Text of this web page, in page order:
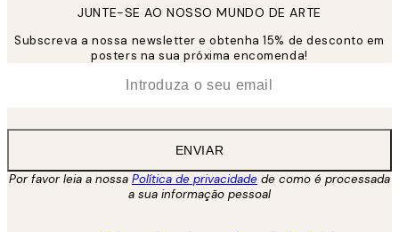
JUNTE-SE AO NOSSO MUNDO DE ARTE
Subscreva a nossa newsletter e obtenha 15% de desconto em
posters na sua próxima encomenda!
ENVIAR
Por favor leia a nossa Política de privacidade de como é processada
a sua informação pessoal